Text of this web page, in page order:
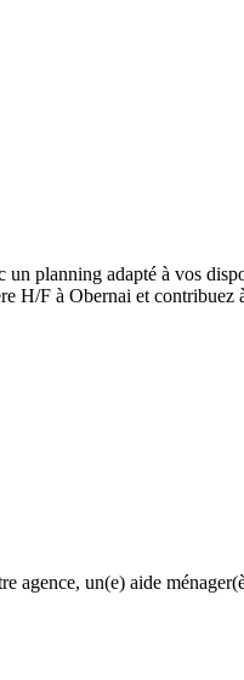
planning adapté à vos
H/F à Obernai et
agence, un(e) aide